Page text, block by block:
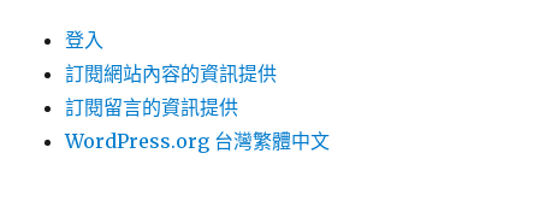
登入
訂閱網站內容的資訊提供
訂閱留言的資訊提供
WordPress.org 台灣繁體中文